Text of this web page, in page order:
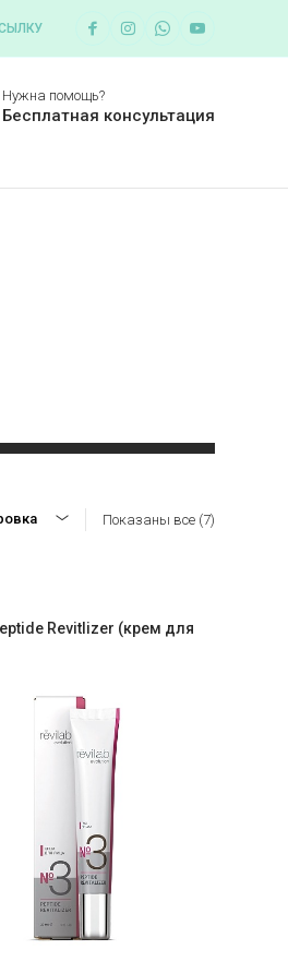
Нужна помощь?
Бесплатная консультация
Показаны все (7)
Revitlizer (крем для